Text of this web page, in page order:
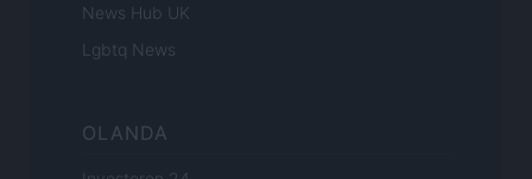
News Hub UK
Lgbtq News
OLANDA